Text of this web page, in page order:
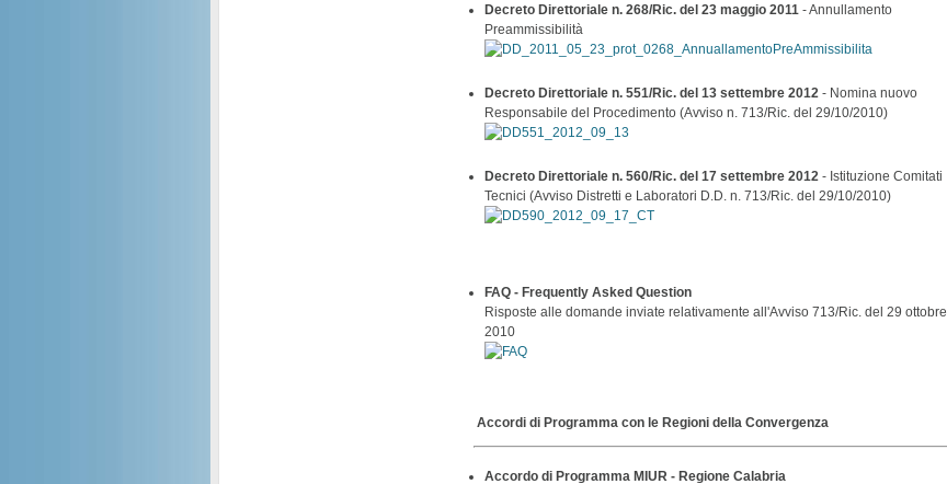
Decreto Direttoriale n. 268/Ric. del 23 maggio 2011 - Annullamento
Preammissibilità
Decreto Direttoriale n. 551/Ric. del 13 settembre 2012 - Nomina nuovo
Responsabile del Procedimento (Avviso n. 713/Ric. del 29/10/2010)
Decreto Direttoriale n. 560/Ric. del 17 settembre 2012 - Istituzione Comitati
Tecnici (Avviso Distretti e Laboratori D.D. n. 713/Ric. del 29/10/2010)
FAQ - Frequently Asked Question
Risposte alle domande inviate relativamente all'Avviso 713/Ric. del 29 ottobre
2010
Accordi di Programma con le Regioni della Convergenza
Accordo di Programma MIUR - Regione Calabria